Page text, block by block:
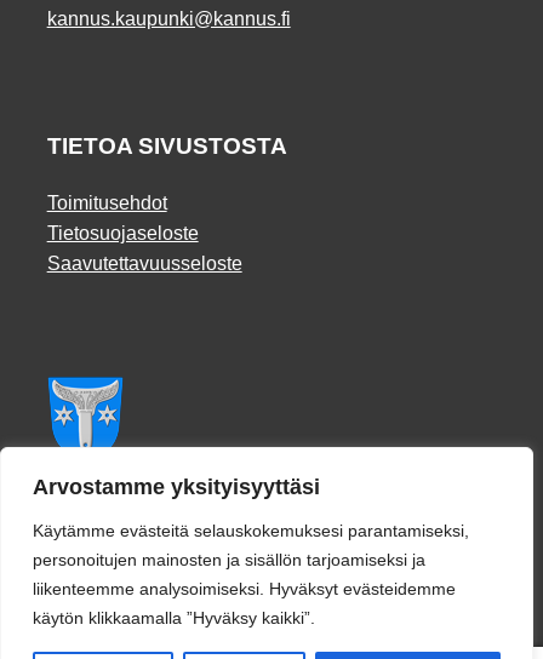
Arvostamme yksityisyyttäsi
Käytämme evästeitä selauskokemuksesi parantamiseksi,
personoitujen mainosten ja sisällön tarjoamiseksi ja
liikenteemme analysoimiseksi. Hyväksyt evästeidemme
käytön klikkaamalla ”Hyväksy kaikki”.
kannus.kaupunki@kannus.fi
TIETOA SIVUSTOSTA
Toimitusehdot
Tietosuojaseloste
Saavutettavuusseloste
Facebook